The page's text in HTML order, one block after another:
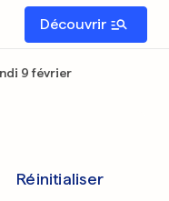
Découvrir
9 février
Réinitialiser